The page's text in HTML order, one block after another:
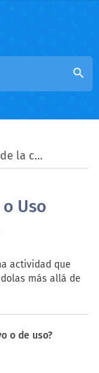
search
Base de conocimiento de la comunidad
Uso
actividad que
más allá de
o de uso?